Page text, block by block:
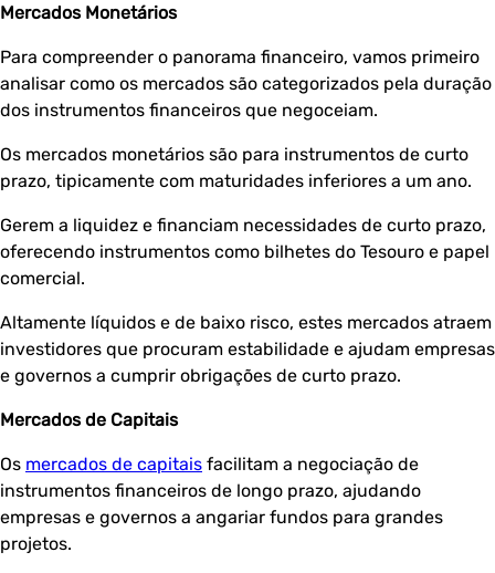
Mercados Monetários
Para compreender o panorama financeiro, vamos primeiro
analisar como os mercados são categorizados pela duração
dos instrumentos financeiros que negoceiam.
Os mercados monetários são para instrumentos de curto
prazo, tipicamente com maturidades inferiores a um ano.
Gerem a liquidez e financiam necessidades de curto prazo,
oferecendo instrumentos como bilhetes do Tesouro e papel
comercial.
Altamente líquidos e de baixo risco, estes mercados atraem
investidores que procuram estabilidade e ajudam empresas
e governos a cumprir obrigações de curto prazo.
Mercados de Capitais
Os mercados de capitais facilitam a negociação de
instrumentos financeiros de longo prazo, ajudando
empresas e governos a angariar fundos para grandes
projetos.